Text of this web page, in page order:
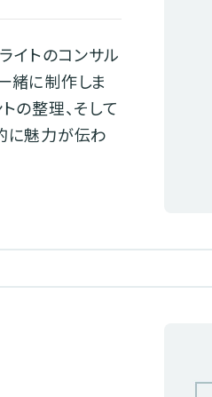
イトのコンサル
緒に制作しま
の整理、そして
に魅力が伝わ